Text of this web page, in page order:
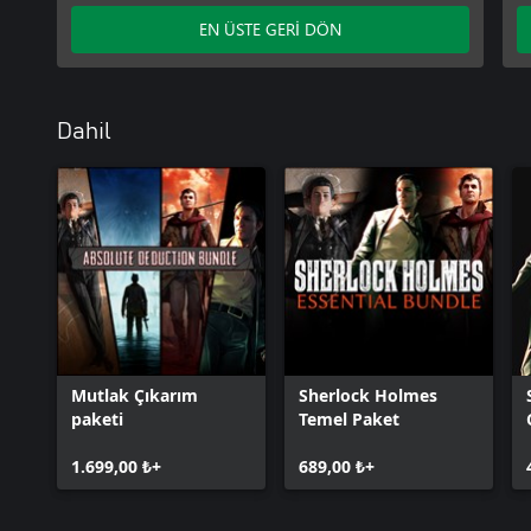
EN ÜSTE GERİ DÖN
Dahil
Mutlak Çıkarım
paketi
1.699,00 ₺+
Sherlock Holmes
Temel Paket
689,00 ₺+